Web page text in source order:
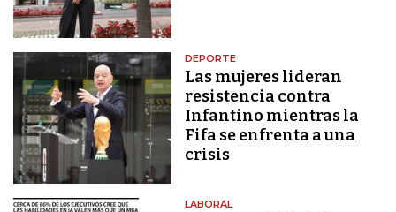
DEPORTE
Las mujeres lideran
resistencia contra
Infantino mientras la
Fifa se enfrenta a una
crisis
LABORAL